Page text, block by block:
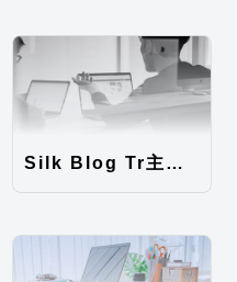
Silk Blog Tr主题汉化包